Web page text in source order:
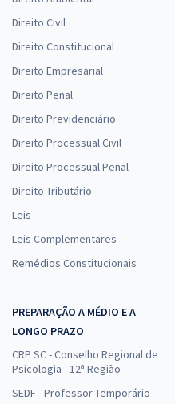
Direito Civil
Direito Constitucional
Direito Empresarial
Direito Penal
Direito Previdenciário
Direito Processual Civil
Direito Processual Penal
Direito Tributário
Leis
Leis Complementares
Remédios Constitucionais
PREPARAÇÃO A MÉDIO E A
LONGO PRAZO
CRP SC - Conselho Regional de
Psicologia - 12ª Região
SEDF - Professor Temporário